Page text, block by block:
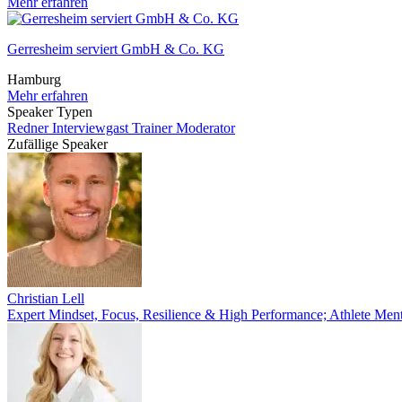
Gerresheim serviert GmbH & Co. KG
Hamburg
Mehr erfahren
Speaker Typen
RednerInterviewgast TrainerModerator
Zufällige Speaker
Christian Lell
Expert Mindset, Focus, Resilience & High Performance; Athlete